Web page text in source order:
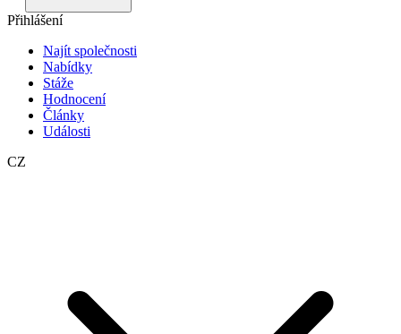
Přihlášení
Najít společnosti
Nabídky
Stáže
Hodnocení
Články
Události
CZ